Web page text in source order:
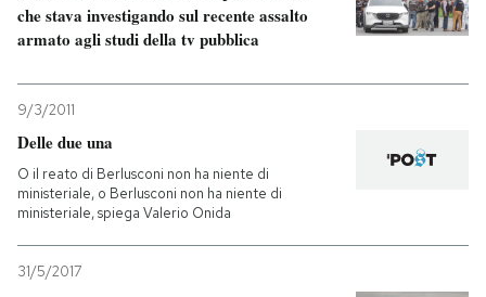
che stava investigando sul recente assalto
armato agli studi della tv pubblica
9/3/2011
Delle due una
O il reato di Berlusconi non ha niente di
ministeriale, o Berlusconi non ha niente di
ministeriale, spiega Valerio Onida
31/5/2017